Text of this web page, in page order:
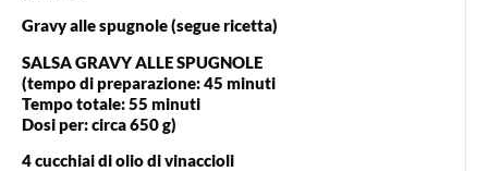
Gravy alle spugnole (segue ricetta)
SALSA GRAVY ALLE SPUGNOLE
(tempo di preparazione: 45 minuti
Tempo totale: 55 minuti
Dosi per: circa 650 g)
4 cucchiai di olio di vinaccioli